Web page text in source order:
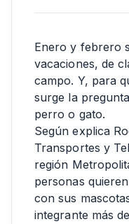
Enero y febrero
vacaciones, de
campo. Y, para
surge la
perro o gato.
Según explica
Transportes y
región
personas
con sus
integrante más